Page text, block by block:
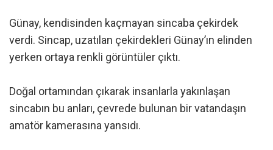
Günay, kendisinden kaçmayan sincaba çekirdek
verdi. Sincap, uzatılan çekirdekleri Günay’ın elinden
yerken ortaya renkli görüntüler çıktı.
Doğal ortamından çıkarak insanlarla yakınlaşan
sincabın bu anları, çevrede bulunan bir vatandaşın
amatör kamerasına yansıdı.